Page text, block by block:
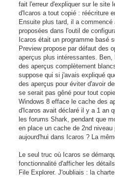
fait l'erreur d'expliquer sur le site
d'Icaros a tout copié : réécriture
Ensuite plus tard, il a
proposées dans l'outil de
Icaros était un programme basé
Preview propose par défaut des
aperçus plus intéressantes.
des aperçus complètement
suppose qui si j'avais expliqué
des aperçus pour éviter d'avoir
se serait pas gêné pour tout
Windows 8 efface le cache des
d'Icaros avait déclaré il y a 1 an
les forums Shark, pendant que
en place un cache de 2nd
aujourd'hui dans Icaros ? La
Le seul truc où Icaros se
fonctionnalité d'afficher les
File Explorer. J'oubliais : la